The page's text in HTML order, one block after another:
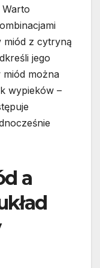
miód z cytryną
jego
można
wypieków –
a